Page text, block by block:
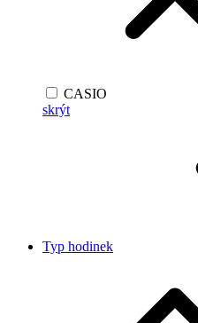
CASIO
skrýt
Typ hodinek